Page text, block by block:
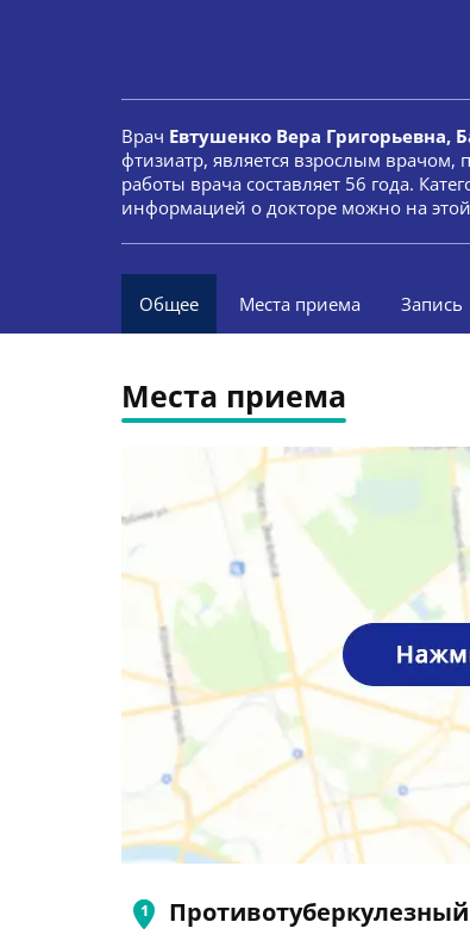
Врач Евтушенко Вера Григорьевна,
фтизиатр, является взрослым
работы врача составляет 56 года.
информацией о докторе можно на
Общее Места приема Запись
Места приема